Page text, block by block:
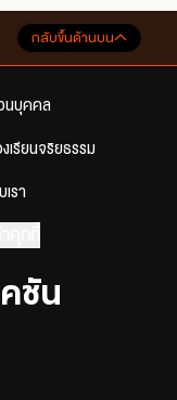
กลับขึ้นด้านบน
นบุคคล
เรียนจริยธรรม
รา
ชัน